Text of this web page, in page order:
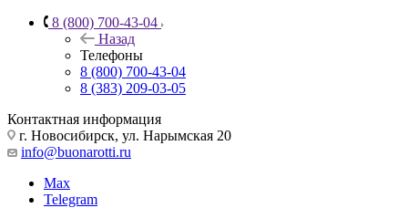
8 (800) 700-43-04
Назад
Телефоны
8 (800) 700-43-04
8 (383) 209-03-05
Контактная информация
г. Новосибирск, ул. Нарымская 20
info@buonarotti.ru
Max
Telegram